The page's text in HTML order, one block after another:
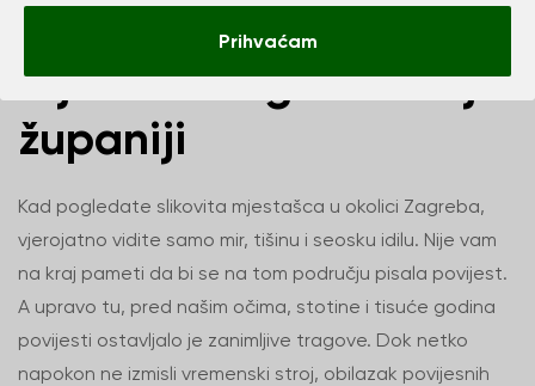
Top 10 povijesnih
mjesta u Zagrebačkoj
županiji
Kad pogledate slikovita mjestašca u okolici Zagreba,
vjerojatno vidite samo mir, tišinu i seosku idilu. Nije vam
na kraj pameti da bi se na tom području pisala povijest.
A upravo tu, pred našim očima, stotine i tisuće godina
povijesti ostavljalo je zanimljive tragove. Dok netko
napokon ne izmisli vremenski stroj, obilazak povijesnih
Prihvaćam